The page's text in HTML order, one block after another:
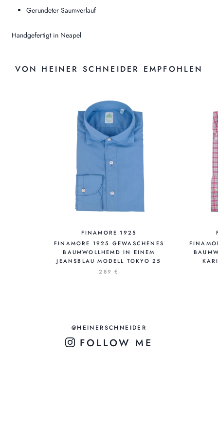
Gerundeter Saumverlauf
Handgefertigt in Neapel
VON HEINER SCHNEIDER EMPFOHLEN
FINAMORE 1925
FINAMORE 1925 GEWASCHENES
BAUMWOLLHEMD IN EINEM
JEANSBLAU MODELL TOKYO 25
289 €
@HEINERSCHNEIDER
FOLLOW ME